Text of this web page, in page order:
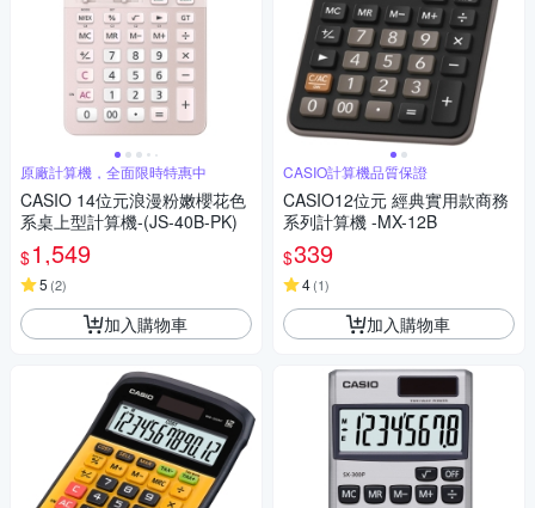
原廠計算機，全面限時特惠中
CASIO 14位元浪漫粉嫩櫻花色
系桌上型計算機-(JS-40B-PK)
$1,549
5 (2)
加入購物車
CASIO計算機品質保證
CASIO12位元 經典實用款商務
系列計算機 -MX-12B
$339
4(1)
加入購物車